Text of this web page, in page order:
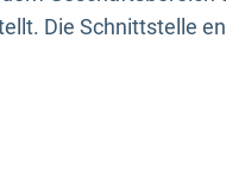
Die Schnittstelle